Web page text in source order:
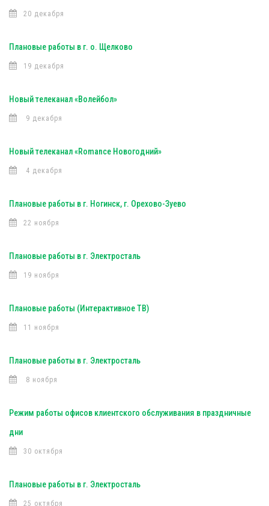
20 декабря
Плановые работы в г. о. Щелково
19 декабря
Новый телеканал «Волейбол»
9 декабря
Новый телеканал «Romance Новогодний»
4 декабря
Плановые работы в г. Ногинск, г. Орехово-Зуево
22 ноября
Плановые работы в г. Электросталь
19 ноября
Плановые работы (Интерактивное ТВ)
11 ноября
Плановые работы в г. Электросталь
8 ноября
Режим работы офисов клиентского обслуживания в праздничные
дни
30 октября
Плановые работы в г. Электросталь
25 октября